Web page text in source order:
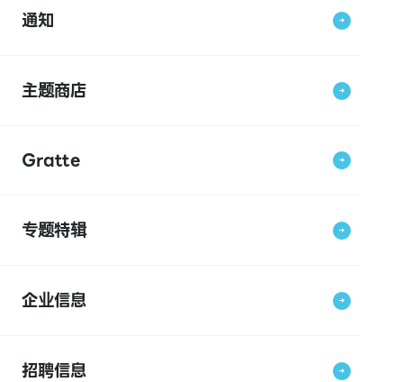
通知
主题商店
Gratte
专题特辑
企业信息
招聘信息